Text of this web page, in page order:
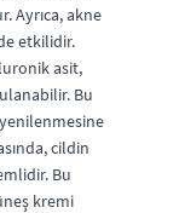
Ayrıca, akne
etkilidir.
asit,
Bu
cildin
Bu
kremi